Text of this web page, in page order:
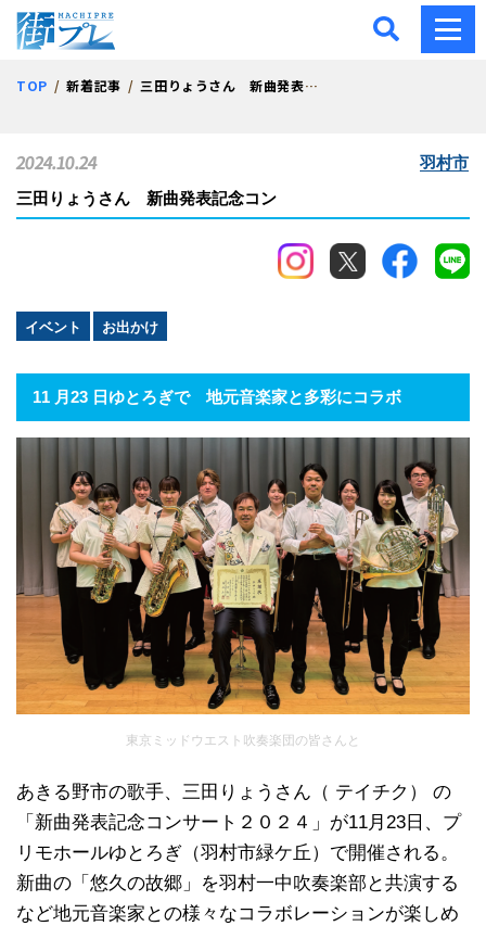
街プレ -東京・西多摩の
TOP 新着記事 三田りょうさん 新曲発表記念コン
三田りょうさん 新曲発表記念コン
イベント お出かけ
2024.10.24 羽村市
11 月23 日ゆとろぎで地元音楽家と多彩にコラボ
東京ミッドウエスト吹奏楽団の皆さんと
あきる野市の歌手、三田りょうさん（ テイチク） の
「新曲発表記念コンサート２０２４」が11月23日、プ
リモホールゆとろぎ（羽村市緑ケ丘）で開催される。
新曲の「悠久の故郷」を羽村一中吹奏楽部と共演する
など地元音楽家との様々なコラボレーションが楽しめ